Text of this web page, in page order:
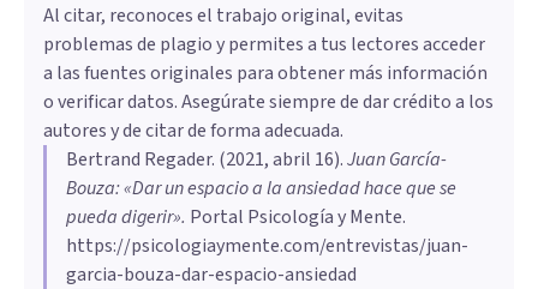
Al citar, reconoces el trabajo original, evitas
problemas de plagio y permites a tus lectores acceder
a las fuentes originales para obtener más información
o verificar datos. Asegúrate siempre de dar crédito a los
autores y de citar de forma adecuada.
Bertrand Regader. (2021, abril 16).Juan García-
Bouza: «Dar un espacio a la ansiedad hace que se
pueda digerir». Portal Psicología y Mente.
https://psicologiaymente.com/entrevistas/juan-
garcia-bouza-dar-espacio-ansiedad